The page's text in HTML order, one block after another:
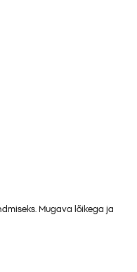
Mugava lõikega ja